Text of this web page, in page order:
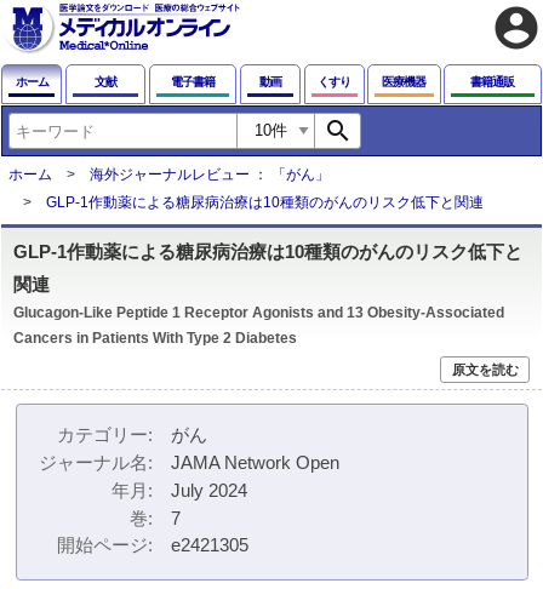
account_circle
ホーム 文献 電子書籍 動画 くすり 医療機器 書籍通販
search
ホーム
海外ジャーナルレビュー ： 「がん」
GLP-1作動薬による糖尿病治療は10種類のがんのリスク低下と関連
GLP-1作動薬による糖尿病治療は10種類のがんのリスク低下と
関連
Glucagon-Like Peptide 1 Receptor Agonists and 13 Obesity-Associated
Cancers in Patients With Type 2 Diabetes
原文を読む
カテゴリー
がん
ジャーナル名
JAMA Network Open
年月
July 2024
巻
7
開始ページ
e2421305